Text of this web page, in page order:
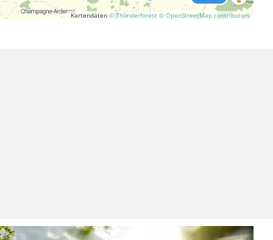
Kartendaten © Thunderforest © OpenStreetMap contributors